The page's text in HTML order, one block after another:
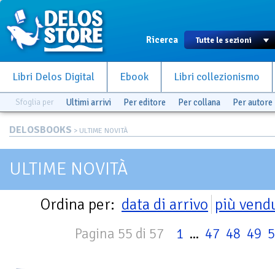
Ricerca
Libri Delos Digital Ebook Libri collezionismo
Sfoglia per Ultimi arrivi Per editore Per collana Per autore
DELOSBOOKS > ULTIME NOVITÀ
ULTIME NOVITÀ
Ordina per: data di arrivo più
Pagina 55 di 57 1 ... 47 48 49